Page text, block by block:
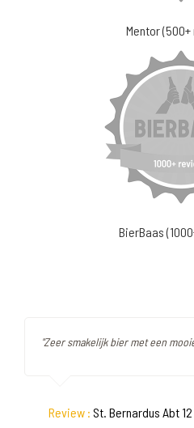
Mentor
BierBaas
"Zeer smakelijk bier met een
Review : St. Bernardus Abt 12